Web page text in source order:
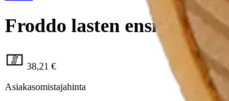
Froddo lasten
38,21 €
Asiakasomistajahinta